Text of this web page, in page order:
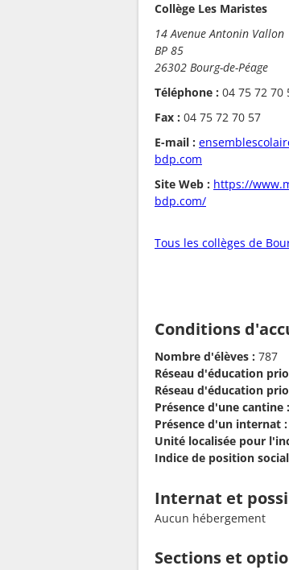
Collège Les Maristes
14 Avenue Antonin Vallon
BP 85
26302 Bourg-de-Péage
Téléphone : 04 75 72 70
Fax : 04 75 72 70 57
E-mail :
bdp.com
Site Web : https://
bdp.com/
Tous les collèges de
Conditions
Nombre d'élèves : 787
Réseau d'éducation
Réseau d'éducation
Présence d'une cantine :
Présence d'un internat :
Unité localisée pour
Indice de position
Internat et
Aucun hébergement
Sections et